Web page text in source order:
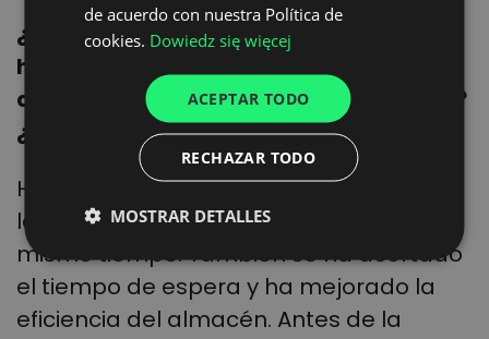
¿Cuáles son los mayores cambios que
has observado desde la implantación
de Dock Scheduler en vuestra empresa?
¿Qué ha mejorado?
Hemos reducido el número de veces en
las que todos los camiones llegaban al
mismo tiempo. También se ha acortado
el tiempo de espera y ha mejorado la
eficiencia del almacén. Antes de la
FRENCH
de acuerdo con nuestra Política de
cookies. Dowiedz się więcej
ACEPTAR TODO
RECHAZAR TODO
MOSTRAR DETALLES